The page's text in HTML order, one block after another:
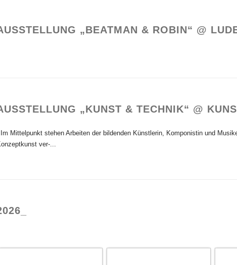
„BEATMAN & ROBIN“ @
„KUNST & TECHNIK“ @
Mittelpunkt stehen Arbeiten der bildenden Künstlerin, Komponistin und
ver-...